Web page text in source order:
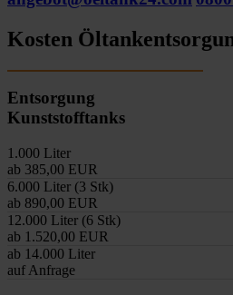
Kosten
Entsorgung
Kunststofftanks
1.000 Liter
ab 385,00 EUR
6.000 Liter (3 Stk)
ab 890,00 EUR
12.000 Liter (6 Stk)
ab 1.520,00 EUR
ab 14.000 Liter
auf Anfrage